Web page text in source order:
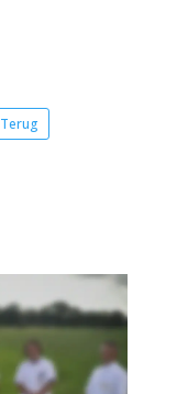
Terug